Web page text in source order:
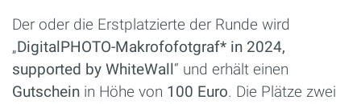
Der oder die Erstplatzierte der Runde wird
„DigitalPHOTO-Makrofofotgraf* in 2024,
supported by WhiteWall“ und erhält einen
Gutschein in Höhe von 100 Euro. Die Plätze zwei